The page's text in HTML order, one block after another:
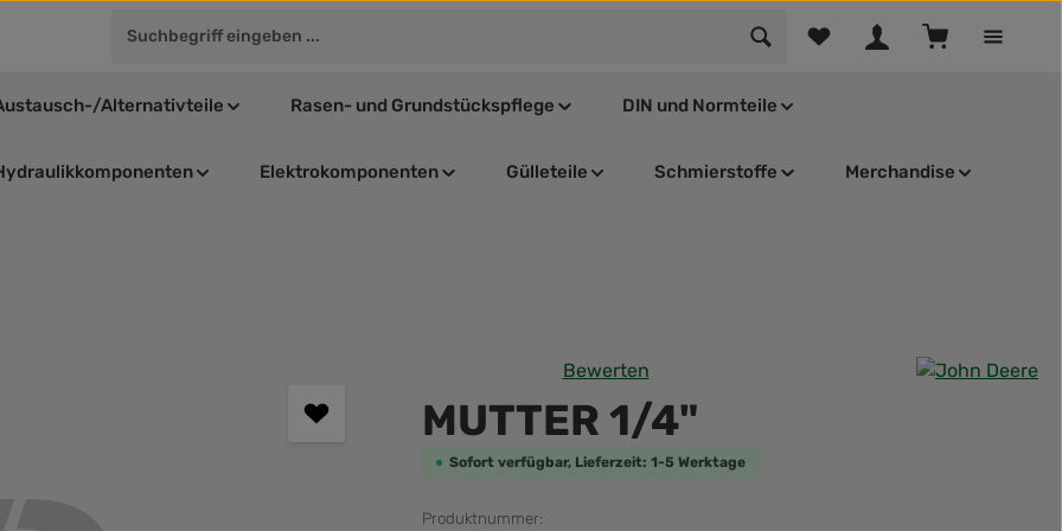
Du hast 0 Produkte auf dem
Alternativteile Rasen- und Grundstückspflege DIN und Normteile
Elektrokomponenten Gülleteile Schmierstoffe Merchandise
Durchschnittliche Bewertung von 0 von 5 Sternen
Bewerten
MUTTER 1/4"
Sofort verfügbar, Lieferzeit: 1-5 Werktage
Produktnummer: